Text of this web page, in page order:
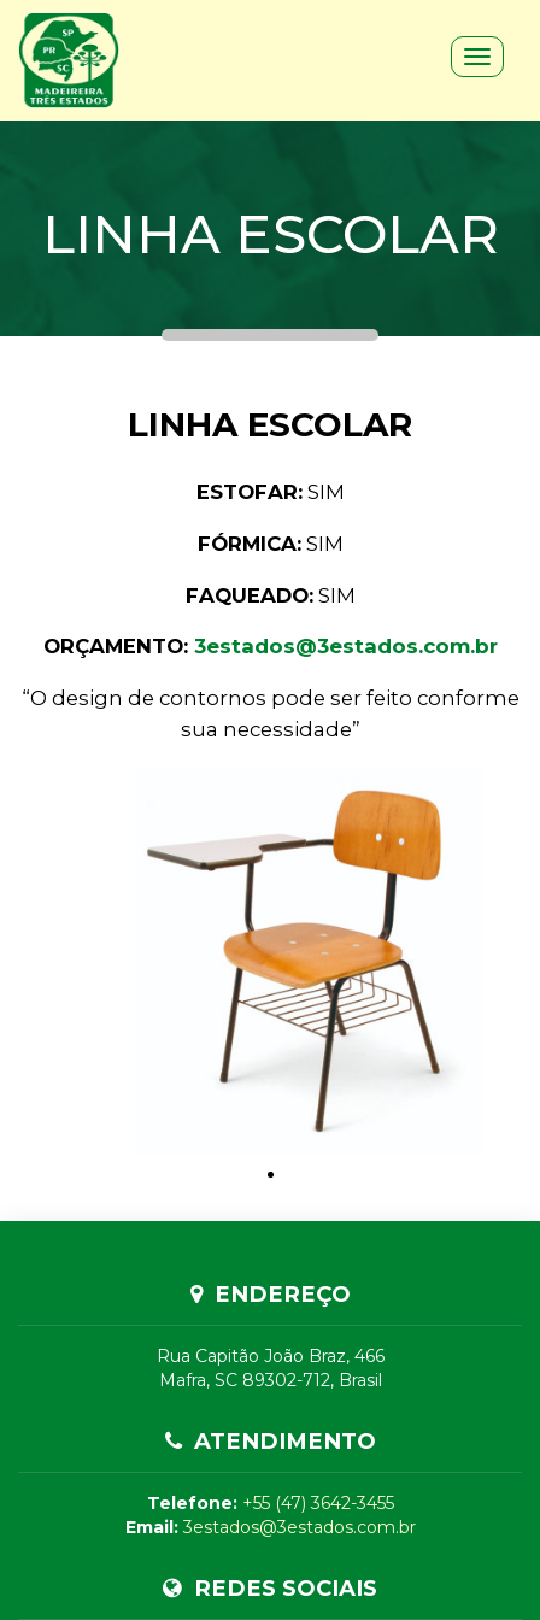
Toggle
LINHA ESCOLAR
LINHA ESCOLAR
ESTOFAR:SIM
FÓRMICA:SIM
FAQUEADO:SIM
ORÇAMENTO: 3estados@3estados.com.br
“O design de contornos pode ser feito conforme
sua necessidade”
ENDEREÇO
Rua Capitão João Braz, 466
Mafra, SC 89302-712, Brasil
ATENDIMENTO
Telefone: +55 (47) 3642-3455
Email:3estados@3estados.com.br
REDES SOCIAIS